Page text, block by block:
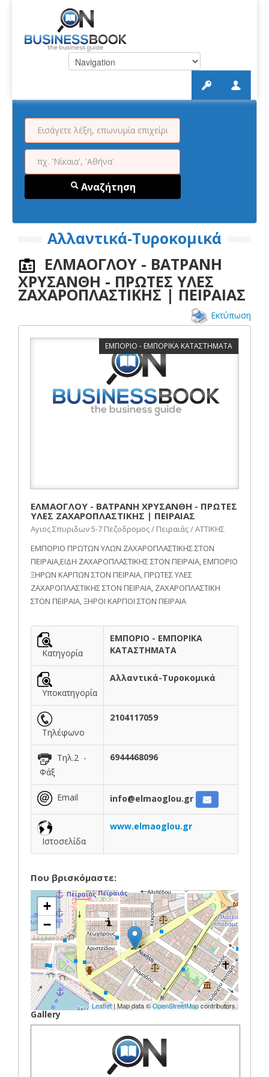
Αναζήτηση
Αλλαντικά-Τυροκομικά
ΕΛΜΑΟΓΛΟΥ - ΒΑΤΡΑΝΗ
ΧΡΥΣΑΝΘΗ - ΠΡΩΤΕΣ ΥΛΕΣ
ΖΑΧΑΡΟΠΛΑΣΤΙΚΗΣ | ΠΕΙΡΑΙΑΣ
Εκτύπωση
ΕΜΠΟΡΙΟ - ΕΜΠΟΡΙΚΑ ΚΑΤΑΣΤΗΜΑΤΑ
ΕΛΜΑΟΓΛΟΥ - ΒΑΤΡΑΝΗ ΧΡΥΣΑΝΘΗ - ΠΡΩΤΕΣ
ΥΛΕΣ ΖΑΧΑΡΟΠΛΑΣΤΙΚΗΣ | ΠΕΙΡΑΙΑΣ
Αγιος Σπυριδων 5-7 Πεζοδρομος / Πειραιάς / ΑΤΤΙΚΗΣ
ΕΜΠΟΡΙΟ ΠΡΩΤΩΝ ΥΛΩΝ ΖΑΧΑΡΟΠΛΑΣΤΙΚΗΣ ΣΤΟΝ
ΠΕΙΡΑΙΑ,ΕΙΔΗ ΖΑΧΑΡΟΠΛΑΣΤΙΚΗΣ ΣΤΟΝ ΠΕΙΡΑΙΑ, ΕΜΠΟΡΙΟ
ΞΗΡΩΝ ΚΑΡΠΩΝ ΣΤΟΝ ΠΕΙΡΑΙΑ, ΠΡΩΤΕΣ ΥΛΕΣ
ΖΑΧΑΡΟΠΛΑΣΤΙΚΗΣ ΣΤΟΝ ΠΕΙΡΑΙΑ, ΖΑΧΑΡΟΠΛΑΣΤΙΚΗ
ΣΤΟΝ ΠΕΙΡΑΙΑ, ΞΗΡΟΙ ΚΑΡΠΟΙ ΣΤΟΝ ΠΕΙΡΑΙΑ
Κατηγορία
ΕΜΠΟΡΙΟ - ΕΜΠΟΡΙΚΑ
ΚΑΤΑΣΤΗΜΑΤΑ
Υποκατηγορία
Αλλαντικά-Τυροκομικά
Τηλέφωνο
2104117059
Τηλ.2 -
Φάξ
6944468096
Email info@elmaoglou.gr
Ιστοσελίδα
www.elmaoglou.gr
Που βρισκόμαστε:
+
−
Leaflet| Map data ©OpenStreetMapcontributors
Gallery